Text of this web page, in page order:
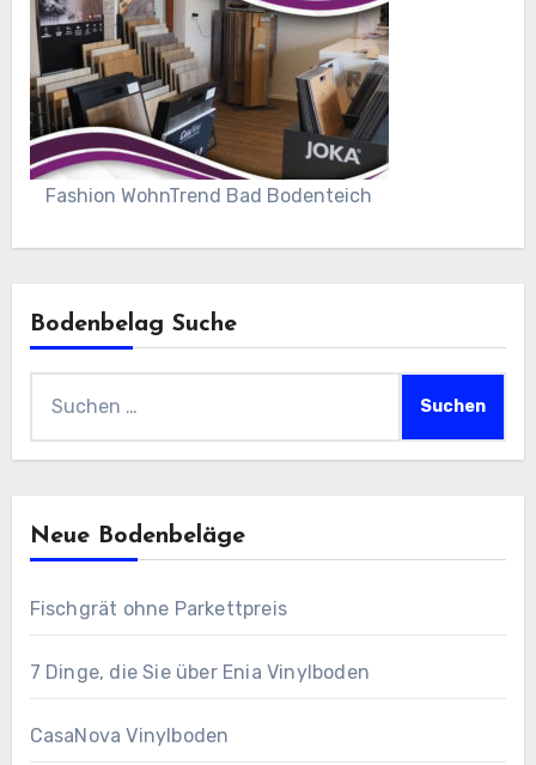
Fashion WohnTrend Bad Bodenteich
Bodenbelag Suche
nach:
Neue Bodenbeläge
Fischgrät ohne Parkettpreis
7 Dinge, die Sie über Enia Vinylboden
CasaNova Vinylboden